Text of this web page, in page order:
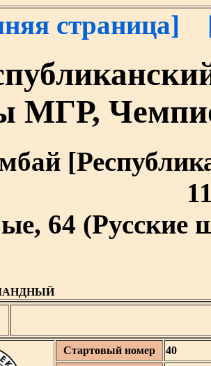
страница]
МГР,
64 (Русские
Стартовый номер
40